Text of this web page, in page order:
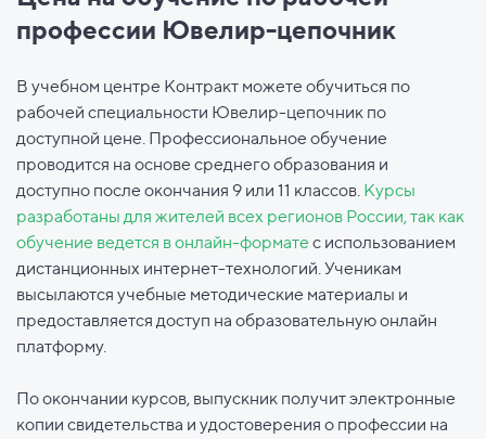
профессии Ювелир-цепочник
В учебном центре Контракт можете обучиться по
рабочей специальности Ювелир-цепочник по
доступной цене. Профессиональное обучение
проводится на основе среднего образования и
доступно после окончания 9 или 11 классов. Курсы
разработаны для жителей всех регионов России, так как
обучение ведется в онлайн-формате с использованием
дистанционных интернет-технологий. Ученикам
высылаются учебные методические материалы и
предоставляется доступ на образовательную онлайн
платформу.
По окончании курсов, выпускник получит электронные
копии свидетельства и удостоверения о профессии на